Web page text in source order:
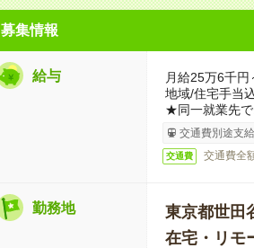
募集情報
給与
月給25万6千
地域/住宅手当
★同一就業先で
交通費別途支
交通費 交通費全
勤務地
東京都世田
在宅・リモ